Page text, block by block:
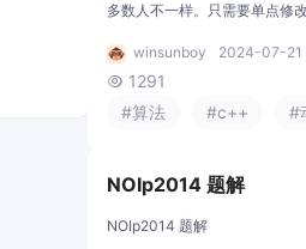
多数人不一样。只需要单点修
化 思路 线段树 ans数组 代码
winsunboy 2024-07-21
 1291
#算法
#c++
NOIp2014 题解
NOIp2014 题解